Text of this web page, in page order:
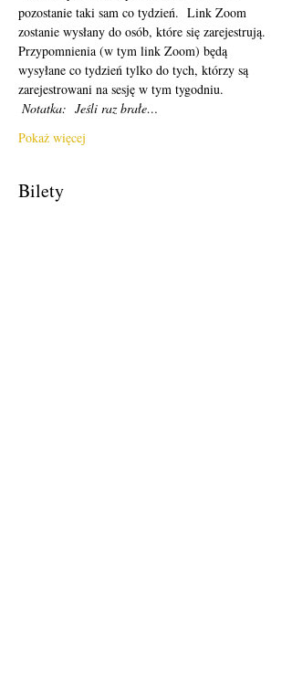
pozostanie taki sam co tydzień.  Link Zoom
zostanie wysłany do osób, które się zarejestrują.
Przypomnienia (w tym link Zoom) będą
wysyłane co tydzień tylko do tych, którzy są
zarejestrowani na sesję w tym tygodniu.
Notatka: Jeśli raz brałe…
Pokaż więcej
Bilety